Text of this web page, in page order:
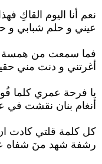
نعم أنا اليوم القاكِ
عيني و حلم شبابي و
فما سمعت من همسة
أغرتني و دنت مني
يا فرحة عمري كلما
أنغام بنان نقشت في
كل كلمة قلتي كادت
رشفة شهد منَ شفاه